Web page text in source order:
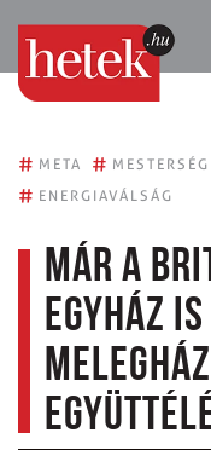
# META #
# ENERGIAVÁLSÁG
Már a
egyház